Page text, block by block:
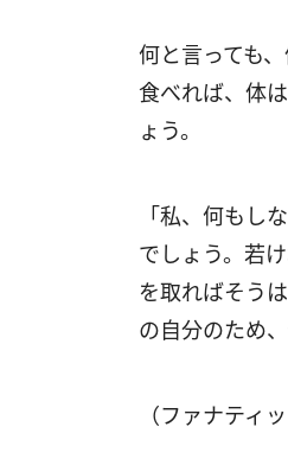
何と言っても
食べれば、体
ょう。
「私、何もし
でしょう。若
を取ればそう
の自分のため
（ファナティッ